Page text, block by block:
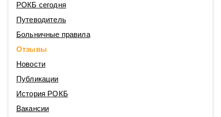
РОКБ сегодня
Путеводитель
Больничные правила
Отзывы
Новости
Публикации
История РОКБ
Вакансии